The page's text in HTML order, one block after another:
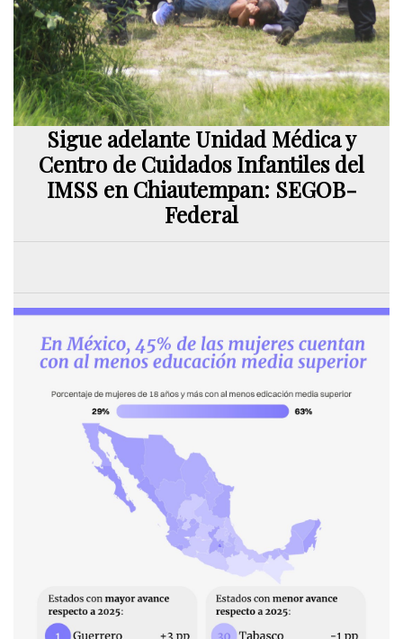
Sigue adelante Unidad Médica y
Centro de Cuidados Infantiles del
IMSS en Chiautempan: SEGOB-
Federal